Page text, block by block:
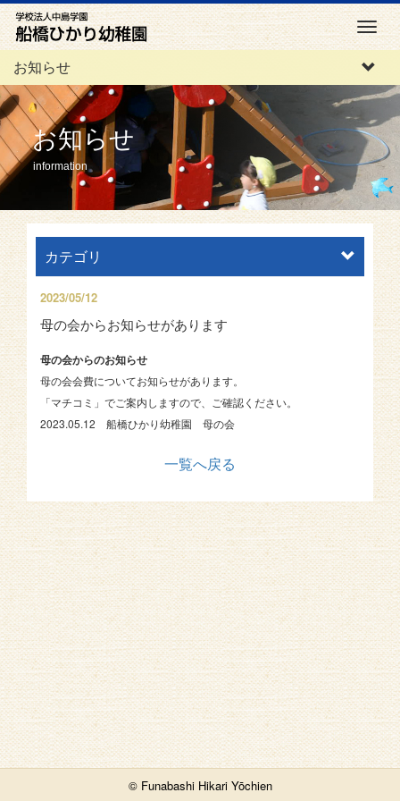
M
e
n
u
お知らせ
お知らせ
information
カテゴリ
2023/05/12
母の会からお知らせがあります
母の会からのお知らせ
母の会会費についてお知らせがあります。
「マチコミ」でご案内しますので、ご確認ください。
2023.05.12 船橋ひかり幼稚園 母の会
一覧へ戻る
© Funabashi Hikari Yōchien